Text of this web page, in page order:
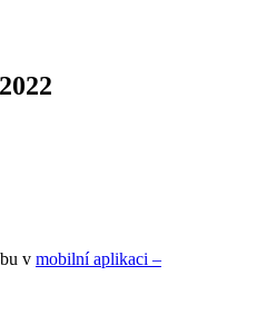
v mobilní aplikaci –